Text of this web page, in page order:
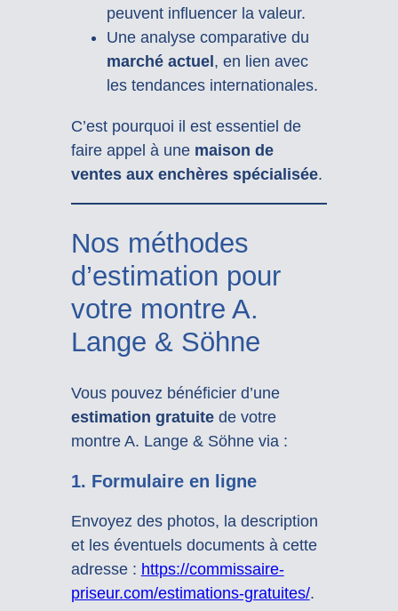
peuvent influencer la valeur.
Une analyse comparative du
marché actuel , en lien avec
les tendances internationales.
C’est pourquoi il est essentiel de
faire appel à une maison de
ventes aux enchères spécialisée.
Nos méthodes
d’estimation pour
votre montre A.
Lange & Söhne
Vous pouvez bénéficier d’une
estimation gratuitede votre
montre A. Lange & Söhne via :
1. Formulaire en ligne
Envoyez des photos, la description
et les éventuels documents à cette
adresse : https://commissaire-
priseur.com/estimations-gratuites/.